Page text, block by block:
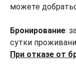
можете
Бронирование:
сутки
При отказе от